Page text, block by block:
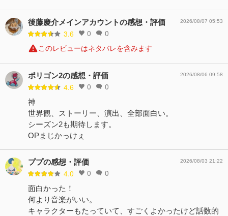
後藤慶介メインアカウントの感想・評価
3.6 0 0
2026/08/07 05:53
このレビューはネタバレを含みます
ポリゴン2の感想・評価
4.6 0 0
2026/08/06 09:58
神
世界観、ストーリー、演出、全部面白い。
シーズン2も期待します。
OPまじかっけぇ
ププの感想・評価
4.0 0 0
2026/08/03 21:22
面白かった！
何より音楽がいい。
キャラクターもたっていて、すごくよかったけど話数的